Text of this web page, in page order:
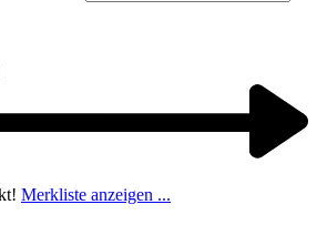
Merkliste anzeigen ...